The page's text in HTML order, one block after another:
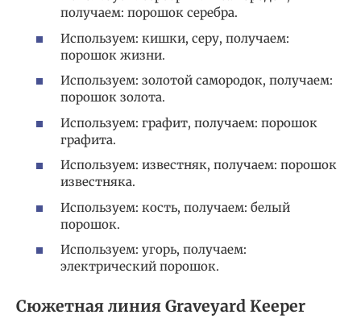
получаем: порошок серебра.
Используем: кишки, серу, получаем:
порошок жизни.
Используем: золотой самородок, получаем:
порошок золота.
Используем: графит, получаем: порошок
графита.
Используем: известняк, получаем: порошок
известняка.
Используем: кость, получаем: белый
порошок.
Используем: угорь, получаем:
электрический порошок.
Сюжетная линия Graveyard Keeper